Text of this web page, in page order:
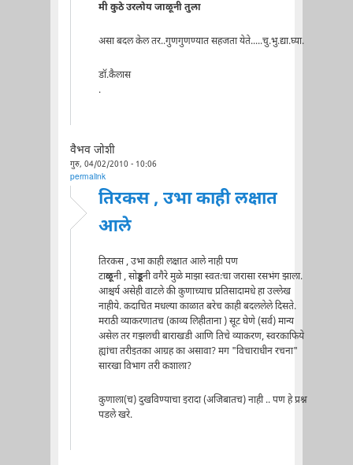
मी कुठे उरलोय जाळूनी तुला
असा बदल केल तर..गुणगुणण्यात सहजता येते.....चु.भु.द्या.घ्या.
डॉ.कैलास
.
वैभव जोशी
गुरु, 04/02/2010 - 10:06
permalink
तिरकस , उभा काही लक्षात
आले
तिरकस , उभा काही लक्षात आले नाही पण
टाळूनी , सोडूनी वगैरे मुळे माझा स्वतःचा जरासा रसभंग झाला.
आश्चर्य असेही वाटले की कुणाच्याच प्रतिसादामधे हा उल्लेख
नाहीये. कदाचित मधल्या काळात बरेच काही बदललेले दिसते.
मराठी व्याकरणातच (काव्य लिहीताना ) सूट घेणे (सर्व) मान्य
असेल तर गझलची बाराखडी आणि तिचे व्याकरण, स्वरकाफिये
ह्यांचा तरीइतका आग्रह का असावा? मग "विचाराधीन रचना"
सारखा विभाग तरी कशाला?
कुणाला(च) दुखविण्याचा इरादा (अजिबातच) नाही .. पण हे प्रश्न
पडले खरे.